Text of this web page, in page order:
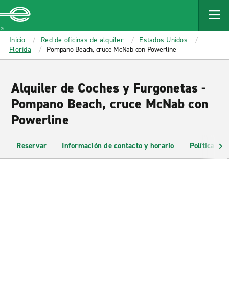
MAIN
CONTENT
Enterprise
Inicio Red de oficinas de alquiler
Estados Unidos
Florida
Pompano Beach, cruce McNab con Powerline
Alquiler de Coches y Furgonetas -
Pompano Beach, cruce McNab con
Powerline
Reservar Información de contacto y horario Políticas